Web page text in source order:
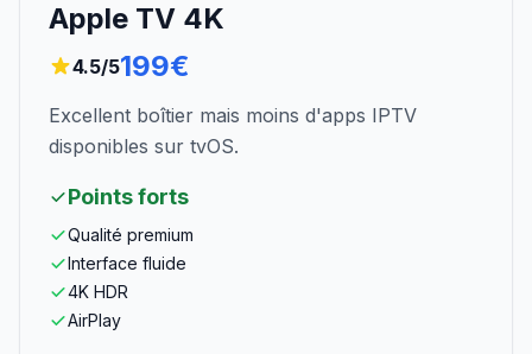
Apple TV 4K
4.5/5199€
Excellent boîtier mais moins d'apps IPTV
disponibles sur tvOS.
Points forts
Qualité premium
Interface fluide
4K HDR
AirPlay